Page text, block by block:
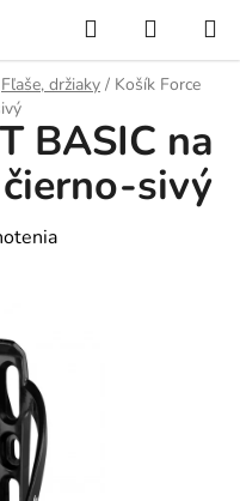
Hľadať
KOŠÍK
Fľaše, držiaky / Košík Force
BASIC na
sivý